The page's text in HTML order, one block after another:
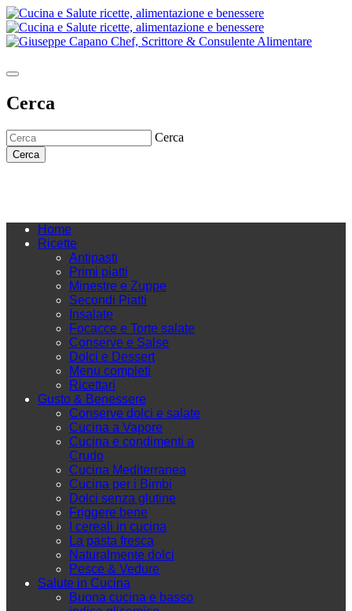
Cerca
Cerca
Cerca
Home
Ricette
Antipasti
Primi piatti
Minestre e Zuppe
Secondi Piatti
Insalate
Focacce e Torte salate
Conserve e Salse
Dolci e Dessert
Menu completi
Ricettari
Gusto & Benessere
Conserve dolci e salate
Cucina a Vapore
Cucina e condimenti a
Crudo
Cucina Mediterranea
Cucina per i Bimbi
Dolci senza glutine
Friggere bene
I cereali in cucina
La pasta fresca
Naturalmente dolci
Pesce & Vedure
Salute in Cucina
Buona cucina e basso